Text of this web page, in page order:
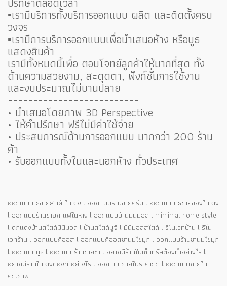
▪️เรามีบริการทั้งบริการออกแบบ ผลิต และติดตั้งครบ
วงจร
▪️เรามีการบริการออกแบบเพื่อนำเสนอห้าง หรือบูธ
แสดงสินค้า
เรามีทั้งหมดนี้เพื่อ ตอบโจทย์ลูกค้าให้มากที่สุด ทั้ง
ด้านความสวยงาม, สะดุดตา, ฟังก์ชั่นการใช้งาน
และงบประมาณไม่บานปลาย
--------------------------
• นำเสนอโดยภาพ 3D Perspective
• ให้คำปรึกษา ฟรีไม่มีค่าใช้จ่าย
• ประสบการณ์ด้านการออกแบบ มากกว่า 200 ร้าน
ค้า
• รับออกแบบทั้งในและนอกห้าง ทั่วประเทศ
ออกแบบบูธขายสินค้าในห้าง l ออกแบบร้านขายครีม l ออกแบบบูธขายของในห้าง
l ออกแบบร้านขายกาแฟในห้าง l ออกแบบบ้านมินิมอล l mimimal home style
l ตกแต่งบ้านสไตล์มินิมอล l บ้านสไตล์มูจิ l มินิมอลสไตล์ l รีโนเวทบ้าน l รีโน
เวทร้าน l ออกแบบคีออส l ออกแบบคีออสชานมไข่มุก l ออกแบบร้านชานมไข่มุก
l ออกแบบบูธ l ออกแบบร้านขายชา l อยากมีร้านในเซ็นทรัลต้องทำอย่างไร l
อยากมีร้านในห้างต้องทำอย่างไร l ออกแบบภายในราคาถูก l ออกแบบภายใน
คุณภาพ